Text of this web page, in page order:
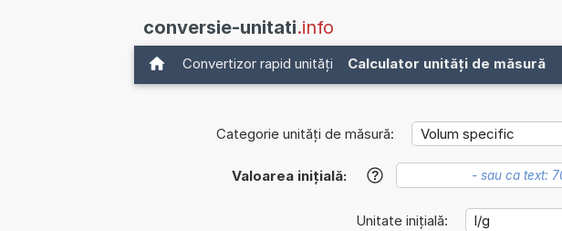
conversie-unitati.info
Convertizor rapid unități Calculator unități de măsură
Categorie unități de măsură:
Valoarea inițială: ?
Unitate inițială: